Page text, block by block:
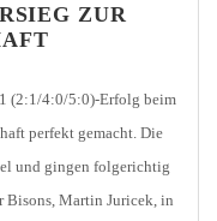
ZUR
(2:1/4:0/5:0)-Erfolg beim
perfekt gemacht. Die
und gingen folgerichtig
Bisons, Martin Juricek, in